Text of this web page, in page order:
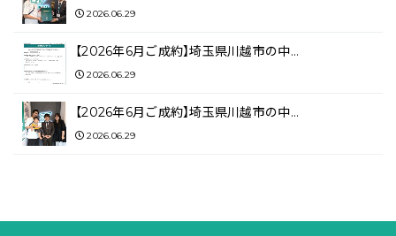
2026.06.29
【2026年6月ご成約】埼玉県川越市の中…
2026.06.29
【2026年6月ご成約】埼玉県川越市の中…
2026.06.29